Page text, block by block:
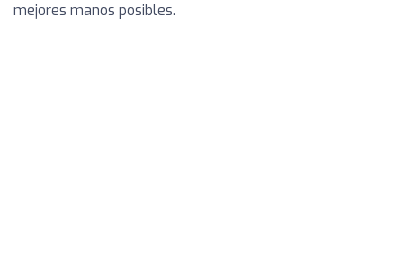
mejores manos posibles.